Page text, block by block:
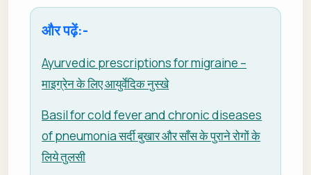
और पढ़ें:-
Ayurvedic prescriptions for migraine –
माइग्रेन के लिए आयुर्वेदिक नुस्खे
Basil for cold fever and chronic diseases
of pneumonia सर्दी बुखार और साँस के पुराने रोगों के
लिये तुलसी